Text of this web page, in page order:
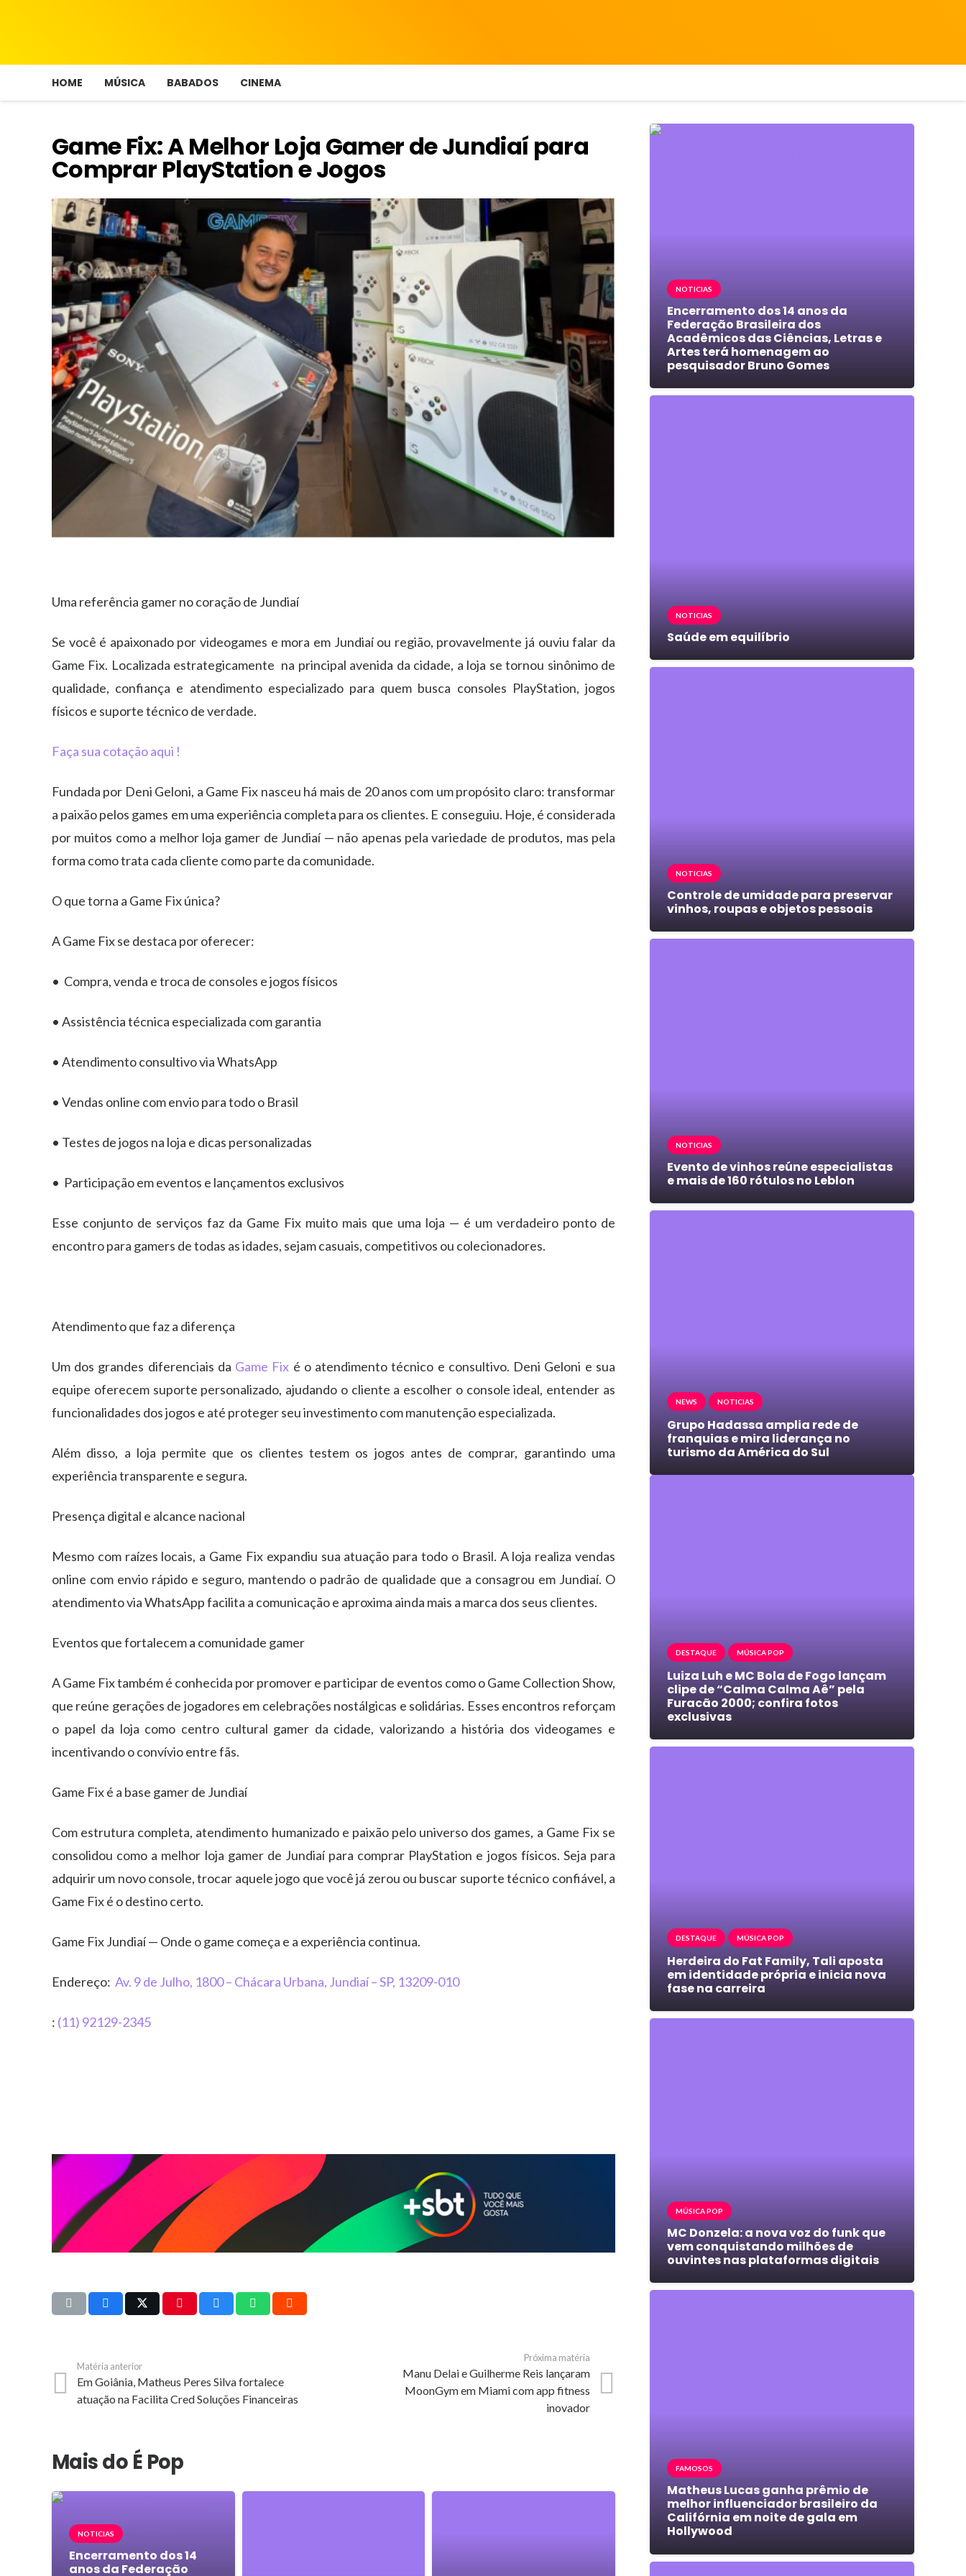
HOME MÚSICA BABADOS CINEMA
Game Fix: A Melhor Loja Gamer de Jundiaí para
Comprar PlayStation e Jogos
Uma referência gamer no coração de Jundiaí
Se você é apaixonado por videogames e mora em Jundiaí ou região, provavelmente já ouviu falar da
Game Fix. Localizada estrategicamente na principal avenida da cidade, a loja se tornou sinônimo de
qualidade, confiança e atendimento especializado para quem busca consoles PlayStation, jogos
físicos e suporte técnico de verdade.
Faça sua cotação aqui !
Fundada por Deni Geloni, a Game Fix nasceu há mais de 20 anos com um propósito claro: transformar
a paixão pelos games em uma experiência completa para os clientes. E conseguiu. Hoje, é considerada
por muitos como a melhor loja gamer de Jundiaí — não apenas pela variedade de produtos, mas pela
forma como trata cada cliente como parte da comunidade.
O que torna a Game Fix única?
A Game Fix se destaca por oferecer:
• ️ Compra, venda e troca de consoles e jogos físicos
• Assistência técnica especializada com garantia
• Atendimento consultivo via WhatsApp
• Vendas online com envio para todo o Brasil
• Testes de jogos na loja e dicas personalizadas
• Participação em eventos e lançamentos exclusivos
Esse conjunto de serviços faz da Game Fix muito mais que uma loja — é um verdadeiro ponto de
encontro para gamers de todas as idades, sejam casuais, competitivos ou colecionadores.
Atendimento que faz a diferença
Um dos grandes diferenciais da Game Fix é o atendimento técnico e consultivo. Deni Geloni e sua
equipe oferecem suporte personalizado, ajudando o cliente a escolher o console ideal, entender as
funcionalidades dos jogos e até proteger seu investimento com manutenção especializada.
Além disso, a loja permite que os clientes testem os jogos antes de comprar, garantindo uma
experiência transparente e segura.
Presença digital e alcance nacional
Mesmo com raízes locais, a Game Fix expandiu sua atuação para todo o Brasil. A loja realiza vendas
online com envio rápido e seguro, mantendo o padrão de qualidade que a consagrou em Jundiaí. O
atendimento via WhatsApp facilita a comunicação e aproxima ainda mais a marca dos seus clientes.
Eventos que fortalecem a comunidade gamer
A Game Fix também é conhecida por promover e participar de eventos como o Game Collection Show,
que reúne gerações de jogadores em celebrações nostálgicas e solidárias. Esses encontros reforçam
o papel da loja como centro cultural gamer da cidade, valorizando a história dos videogames e
incentivando o convívio entre fãs.
Game Fix é a base gamer de Jundiaí
Com estrutura completa, atendimento humanizado e paixão pelo universo dos games, a Game Fix se
consolidou como a melhor loja gamer de Jundiaí para comprar PlayStation e jogos físicos. Seja para
adquirir um novo console, trocar aquele jogo que você já zerou ou buscar suporte técnico confiável, a
Game Fix é o destino certo.
Game Fix Jundiaí — Onde o game começa e a experiência continua.
Endereço: Av. 9 de Julho, 1800 – Chácara Urbana, Jundiaí – SP, 13209-010
: (11) 92129-2345
Matéria anterior
Em Goiânia, Matheus Peres Silva fortalece
atuação na Facilita Cred Soluções Financeiras
Próxima matéria
Manu Delai e Guilherme Reis lançaram
MoonGym em Miami com app fitness
inovador
Mais do É Pop
NOTICIAS
Encerramento dos 14
anos da Federação
NOTICIAS
Encerramento dos 14 anos da
Federação Brasileira dos
Acadêmicos das Ciências, Letras e
Artes terá homenagem ao
pesquisador Bruno Gomes
NOTICIAS
Saúde em equilíbrio
NOTICIAS
Controle de umidade para preservar
vinhos, roupas e objetos pessoais
NOTICIAS
Evento de vinhos reúne especialistas
e mais de 160 rótulos no Leblon
NEWS NOTICIAS
Grupo Hadassa amplia rede de
franquias e mira liderança no
turismo da América do Sul
DESTAQUE MÚSICA POP
Luiza Luh e MC Bola de Fogo lançam
clipe de “Calma Calma Aê” pela
Furacão 2000; confira fotos
exclusivas
DESTAQUE MÚSICA POP
Herdeira do Fat Family, Tali aposta
em identidade própria e inicia nova
fase na carreira
MÚSICA POP
MC Donzela: a nova voz do funk que
vem conquistando milhões de
ouvintes nas plataformas digitais
FAMOSOS
Matheus Lucas ganha prêmio de
melhor influenciador brasileiro da
Califórnia em noite de gala em
Hollywood